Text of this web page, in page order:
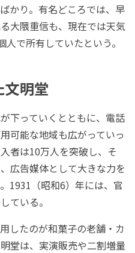
かり。有名どころでは、早
大隈重信も、現在では天気
で所有していたという。
文明堂
下っていくとともに、電話
可能な地域も広がっていっ
者は10万人を突破し、そ
広告媒体として大きな力を
1931（昭和6）年には、官
ている。
したのが和菓子の老舗・カ
堂は、実演販売や二割増量